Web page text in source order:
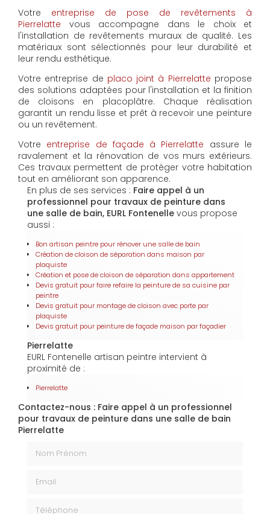
Votre entreprise de pose de revêtements à
Pierrelatte vous accompagne dans le choix et
l'installation de revêtements muraux de qualité. Les
matériaux sont sélectionnés pour leur durabilité et
leur rendu esthétique.
Votre entreprise de placo joint à Pierrelatte propose
des solutions adaptées pour l'installation et la finition
de cloisons en placoplâtre. Chaque réalisation
garantit un rendu lisse et prêt à recevoir une peinture
ou un revêtement.
Votre entreprise de façade à Pierrelatte assure le
ravalement et la rénovation de vos murs extérieurs.
Ces travaux permettent de protéger votre habitation
tout en améliorant son apparence.
En plus de ses services : Faire appel à un
professionnel pour travaux de peinture dans
une salle de bain, EURL Fontenelle vous propose
aussi :
Bon artisan peintre pour rénover une salle de bain
Création de cloison de séparation dans maison par
plaquiste
Création et pose de cloison de séparation dans appartement
Devis gratuit pour faire refaire la peinture de sa cuisine par
peintre
Devis gratuit pour montage de cloison avec porte par
plaquiste
Devis gratuit pour peinture de façade maison par façadier
Pierrelatte
EURL Fontenelle artisan peintre intervient à
proximité de :
Pierrelatte
Contactez-nous : Faire appel à un professionnel
pour travaux de peinture dans une salle de bain
Pierrelatte